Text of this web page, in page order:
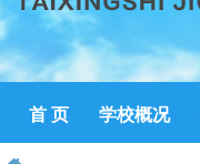
首 页 学校概况